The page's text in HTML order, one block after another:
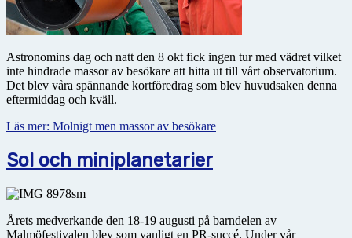
Astronomins dag och natt den 8 okt fick ingen tur med vädret vilket
inte hindrade massor av besökare att hitta ut till vårt observatorium.
Det blev våra spännande kortföredrag som blev huvudsaken denna
eftermiddag och kväll.
Läs mer: Molnigt men massor av besökare
Sol och miniplanetarier
Årets medverkande den 18-19 augusti på barndelen av
Malmöfestivalen blev som vanligt en PR-succé. Under vår